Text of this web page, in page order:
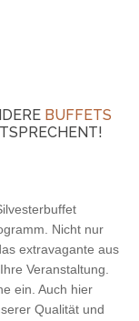
BUFFETS
Nicht nur
extravagante aus
Veranstaltung.
ein. Auch hier
Qualität und